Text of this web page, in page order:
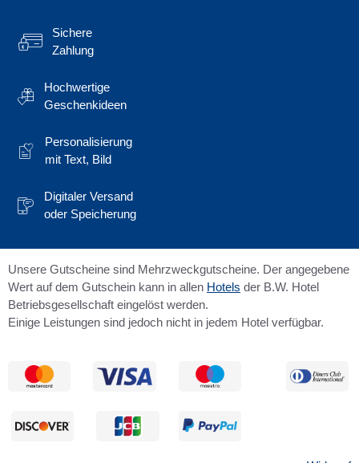
Sichere
Zahlung
Hochwertige
Geschenkideen
Personalisierung
mit Text, Bild
Digitaler Versand
oder Speicherung
Unsere Gutscheine sind Mehrzweckgutscheine. Der angegebene
Wert auf dem Gutschein kann in allen Hotels der B.W. Hotel
Betriebsgesellschaft eingelöst werden.
Einige Leistungen sind jedoch nicht in jedem Hotel verfügbar.